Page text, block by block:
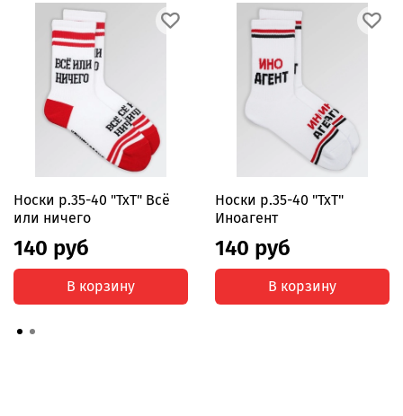
Носки р.35-40 "TxT" Всё
или ничего
140 руб
В корзину
Носки р.35-40 "TxT"
Иноагент
140 руб
В корзину